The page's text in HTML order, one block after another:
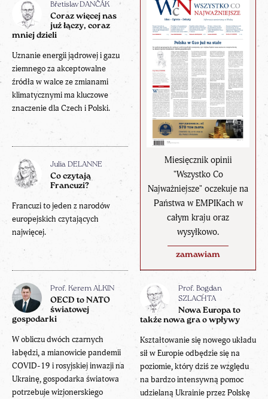
Miesięcznik opinii
"Wszystko Co
Najważniejsze" oczekuje na
Państwa w EMPIKach w
całym kraju oraz
wysyłkowo.
zamawiam
Břetislav DANČÁK
Coraz więcej nas
już łączy, coraz
mniej dzieli
Uznanie energii jądrowej i gazu
ziemnego za akceptowalne
źródła w walce ze zmianami
klimatycznymi ma kluczowe
znaczenie dla Czech i Polski.
Julia DELANNE
Co czytają
Francuzi?
Francuzi to jeden z narodów
europejskich czytających
najwięcej.
Prof. Kerem ALKIN
OECD to NATO
światowej
gospodarki
W obliczu dwóch czarnych
łabędzi, a mianowicie pandemii
COVID-19 i rosyjskiej inwazji na
Ukrainę, gospodarka światowa
potrzebuje wizjonerskiego
Prof. Bogdan
SZLACHTA
Nowa Europa to
także nowa gra o wpływy
Kształtowanie się nowego układu
sił w Europie odbędzie się na
poziomie, który dziś ze względu
na bardzo intensywną pomoc
udzielaną Ukrainie przez Polskę